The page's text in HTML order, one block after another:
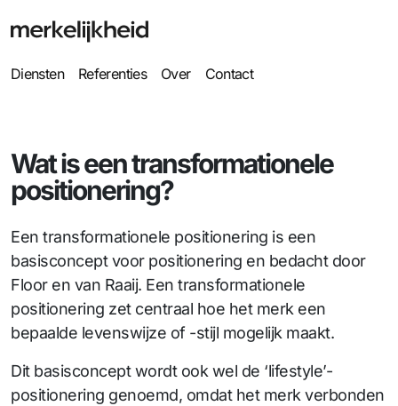
Diensten Referenties Over Contact
Wat is een transformationele
positionering?
Een transformationele positionering is een
basisconcept voor positionering en bedacht door
Floor en van Raaij. Een transformationele
positionering zet centraal hoe het merk een
bepaalde levenswijze of -stijl mogelijk maakt.
Dit basisconcept wordt ook wel de ‘lifestyle’-
positionering genoemd, omdat het merk verbonden